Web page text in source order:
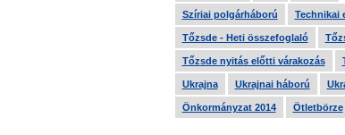
Szíriai polgárháború Technikai
Tőzsde - Heti összefoglaló
Tőzsde nyitás előtti várakozás
Ukrajna Ukrajnai háború
Önkormányzat 2014 Ötletbörze